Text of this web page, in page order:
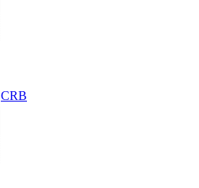
CRB